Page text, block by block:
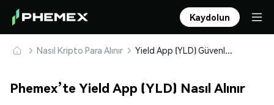
Kaydolun
Nasıl Kripto Para Alınır Yield App (YLD) Güvenle Satın Alın ve Saklayın
Phemex’te Yield App (YLD) Nasıl Alınır